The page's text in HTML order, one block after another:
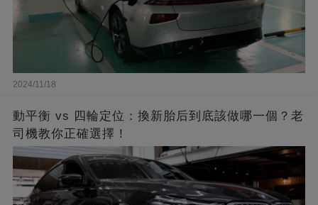
2024/11/18
動平衡 vs 四輪定位：換新胎后到底該做哪一個？老
司機教你正確選擇！